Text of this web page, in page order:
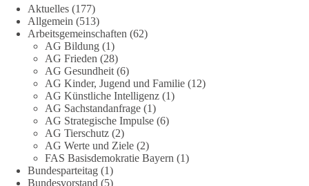
Stimmen der dieBasis – heute mit dem „Demokratie-Bestatter“
Die Energiewende ist bisher kein Erfolg, sondern ein teures,
ineffizientes Unterfangen. Dies belegt eine Auswertung der
NZZ, wonach die Energiewende den Strom nicht billiger,
sondern teurer gemacht hat.
Quelle:
https://www.nzz.ch/der-andere-blick/fehlschlag-
energiewende-warum-deutschland-trotz-rekordausbau-von-
wind-und-sonnenkraft-weniger-strom-erzeugt-ld.10006607
🟩🟩🟦🟦🟥🟥🟧🟧
Aktuelles (177)
Allgemein (513)
Arbeitsgemeinschaften (62)
AG Bildung (1)
AG Frieden (28)
AG Gesundheit (6)
AG Kinder, Jugend und Familie (12)
AG Künstliche Intelligenz (1)
AG Sachstandanfrage (1)
AG Strategische Impulse (6)
AG Tierschutz (2)
AG Werte und Ziele (2)
FAS Basisdemokratie Bayern (1)
Bundesparteitag (1)
Bundesvorstand (5)